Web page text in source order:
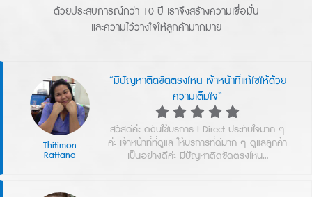
ด้วยประสบการณ์กว่า 10 ปี เราจึงสร้างความเชื่อมั่น
และความไว้วางใจให้ลูกค้ามากมาย
Thitimon
Rattana
“มีปัญหาติดขัดตรงไหน เจ้าหน้าที่แก้ไขให้ด้วย
ความเต็มใจ”
สวัสดีค่ะ ดิฉันใช้บริการ I-Direct ประทับใจมาก ๆ
ค่ะ เจ้าหน้าที่ที่ดูแล ให้บริการที่ดีมาก ๆ ดูแลลูกค้า
เป็นอย่างดีค่ะ มีปัญหาติดขัดตรงไหน…